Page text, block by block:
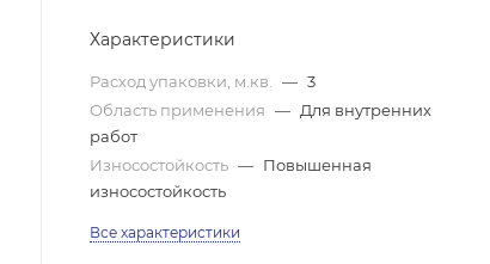
Характеристики
Расход упаковки, м.кв. — 3
Область применения — Для внутренних
работ
Износостойкость — Повышенная
износостойкость
Все характеристики